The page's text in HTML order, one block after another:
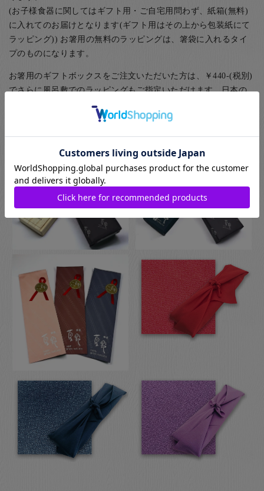
(お子様食器に関してはギフト用・ご自宅用問わず、紙箱(無料)
に入れてのお届けとなります(ギフト用はその上から包装紙にて
ラッピング)) お箸用の無料のラッピングは、箸袋に入れるタイ
プのものになります。
お箸用のギフトボックスをご注文いただいた方は、￥440-(税別)
でさらに風呂敷でのラッピングもご指定いただけます。日本の
伝統的な贈り物のスタイルで、お箸のプレゼントにぴったりな